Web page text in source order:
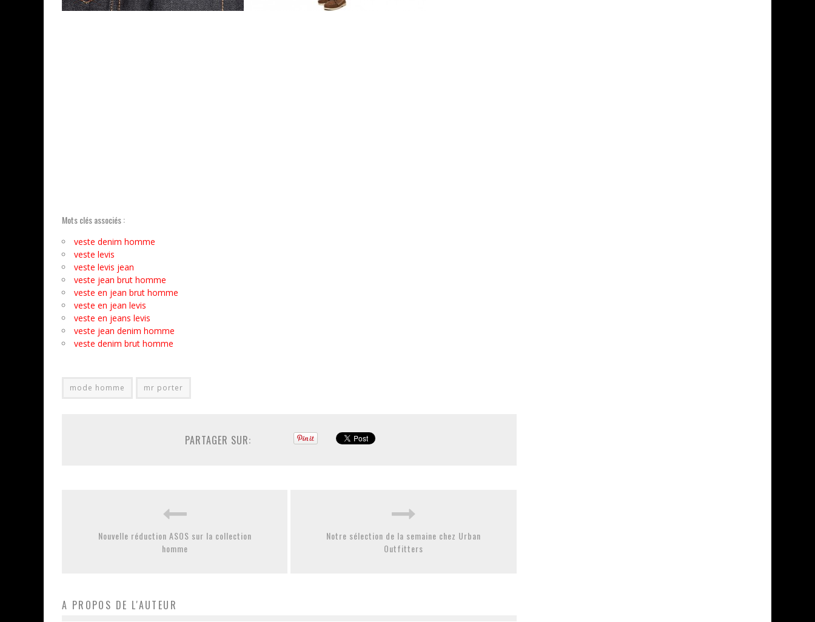
Mots clés associés :
veste denim homme
veste levis
veste levis jean
veste jean brut homme
veste en jean brut homme
veste en jean levis
veste en jeans levis
veste jean denim homme
veste denim brut homme
mode homme mr porter
PARTAGER SUR:
Nouvelle réduction ASOS sur la collection
homme
Notre sélection de la semaine chez Urban
Outfitters
A PROPOS DE L'AUTEUR